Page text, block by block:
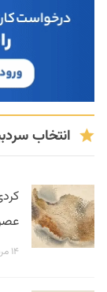
انتخاب
۱۴ مرداد ۱۴۰۵